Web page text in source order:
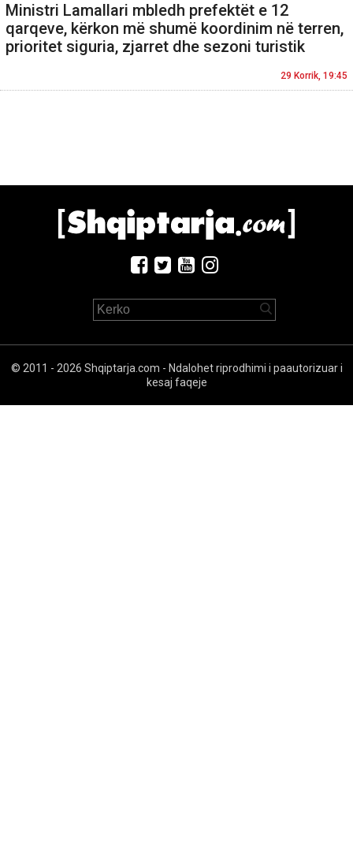
Ministri Lamallari mbledh prefektët e 12
qarqeve, kërkon më shumë koordinim në terren,
prioritet siguria, zjarret dhe sezoni turistik
29 Korrik, 19:45
© 2011 - 2026 Shqiptarja.com - Ndalohet riprodhimi i paautorizuar i
kesaj faqeje